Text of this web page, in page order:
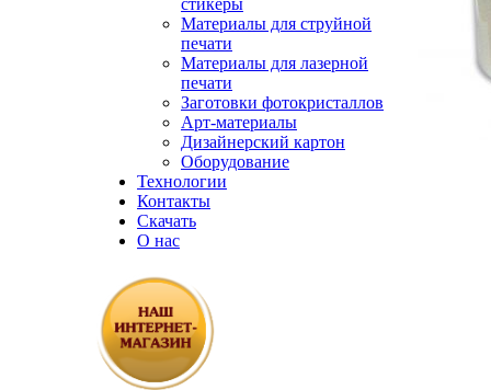
стикеры
Материалы для струйной
печати
Материалы для лазерной
печати
Заготовки фотокристаллов
Арт-материалы
Дизайнерский картон
Оборудование
Технологии
Контакты
Скачать
О нас